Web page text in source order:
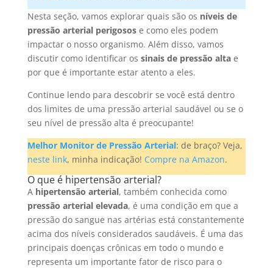
Nesta seção, vamos explorar quais são os níveis de
pressão arterial perigosose como eles podem
impactar o nosso organismo. Além disso, vamos
discutir como identificar os sinais de pressão altae
por que é importante estar atento a eles.
Continue lendo para descobrir se você está dentro
dos limites de uma pressão arterial saudável ou se o
seu nível de pressão alta é preocupante!
Melhor Monitor de Pressão Arterial: de braço? Veja,
neste link, minha indicação! Compre na Amazon.
O que é hipertensão arterial?
A hipertensão arterial, também conhecida como
pressão arterial elevada, é uma condição em que a
pressão do sangue nas artérias está constantemente
acima dos níveis considerados saudáveis. É uma das
principais doenças crônicas em todo o mundo e
representa um importante fator de risco para o